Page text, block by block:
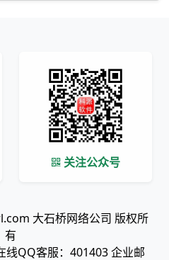
关注公众号
大石桥网络公司 版权所
有
线QQ客服：401403 企业邮